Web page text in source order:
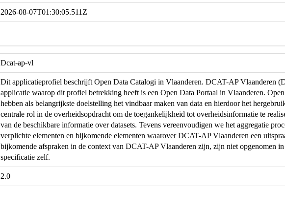
2026-08-07T01:30:05.511Z
Dcat-ap-vl
Dit applicatieprofiel beschrijft Open Data Catalogi in Vlaanderen. DCAT-AP Vlaanderen
applicatie waarop dit profiel betrekking heeft is een Open Data Portaal in Vlaanderen.
hebben als belangrijkste doelstelling het vindbaar maken van data en hierdoor het
centrale rol in de overheidsopdracht om de toegankelijkheid tot overheidsinformatie te
van de beschikbare informatie over datasets. Tevens vereenvoudigen we het aggregatie
verplichte elementen en bijkomende elementen waarover DCAT-AP Vlaanderen een
bijkomende afspraken in de context van DCAT-AP Vlaanderen zijn, zijn niet opgenomen
specificatie zelf.
2.0